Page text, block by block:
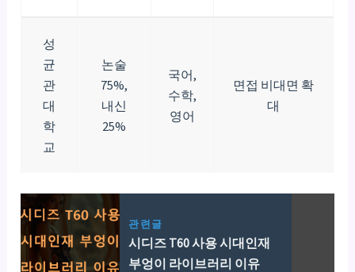
성
균
관
대
학
교
논술
75%,
내신
25%
국어,
수학,
영어
면접 비대면 확
대
관련글
시디즈 T60 사용 시대인재
부엉이 라이브러리 이유